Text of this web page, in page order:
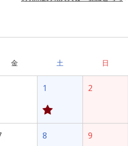
金 土 日
1 2
8 9